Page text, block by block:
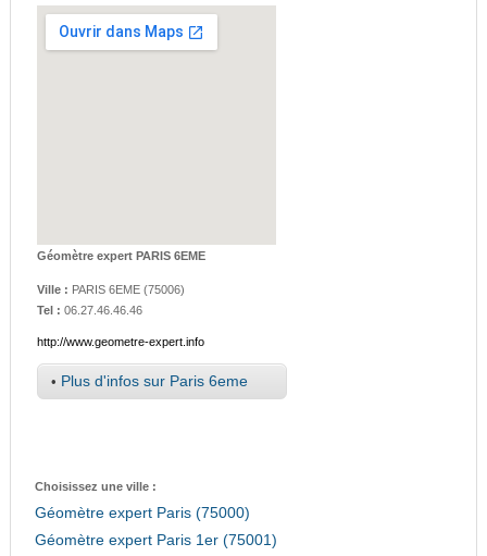
Géomètre expert PARIS 6EME
Ville : PARIS 6EME(75006)
Tel : 06.27.46.46.46
http://www.geometre-expert.info
• Plus d'infos sur Paris 6eme
Choisissez une ville :
Géomètre expert Paris (75000)
Géomètre expert Paris 1er (75001)